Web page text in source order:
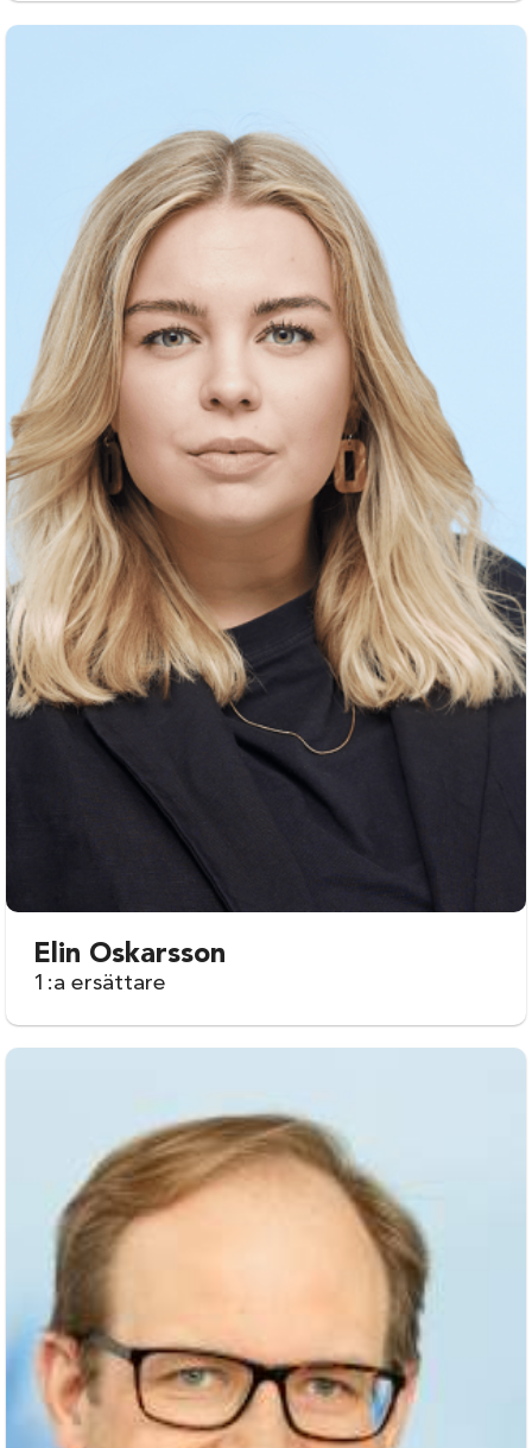
Elin Oskarsson
1:a ersättare